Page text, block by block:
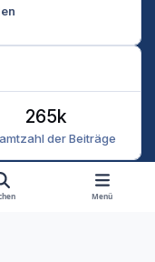
der Beiträge
265k
Menü